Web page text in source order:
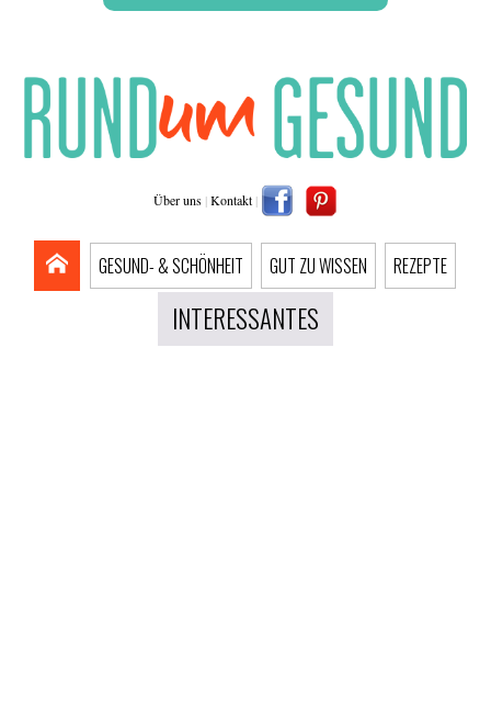
Über uns |Kontakt |
GESUND- & SCHÖNHEIT GUT ZU WISSEN REZEPTE
INTERESSANTES